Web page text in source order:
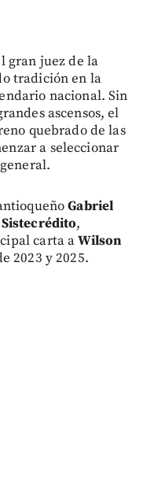
gran juez de la
tradición en la
nacional. Sin
ascensos, el
quebrado de las
a seleccionar
Gabriel
,
carta aWilson
2023 y 2025.